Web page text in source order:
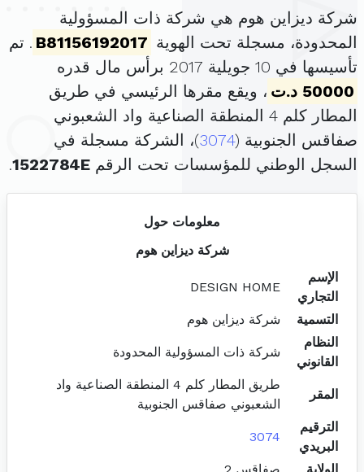
شركة ديزاين هوم هي شركة ذات المسؤولية
المحدودة، مسجلة تحت الهوية B81156192017 . تم
تأسيسها في 10 جويلية 2017 برأس مال قدره
50000 د.ت
، ويقع مقرها الرئيسي في طريق
المطار كلم 4 المنطقة الصناعية واد الشعبوني
صفاقس الجنوبية (3074)، الشركة مسجلة في
السجل الوطني للمؤسسات تحت الرقم 1522784E
.
معلومات حول
شركة ديزاين هوم
الإسم
التجاري
DESIGN HOME
التسمية
شركة ديزاين هوم
النظام
القانوني
شركة ذات المسؤولية المحدودة
المقر
طريق المطار كلم 4 المنطقة الصناعية واد
الشعبوني صفاقس الجنوبية
الترقيم
البريدي
3074